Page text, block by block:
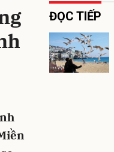
ĐỌC TIẾP
Gửi